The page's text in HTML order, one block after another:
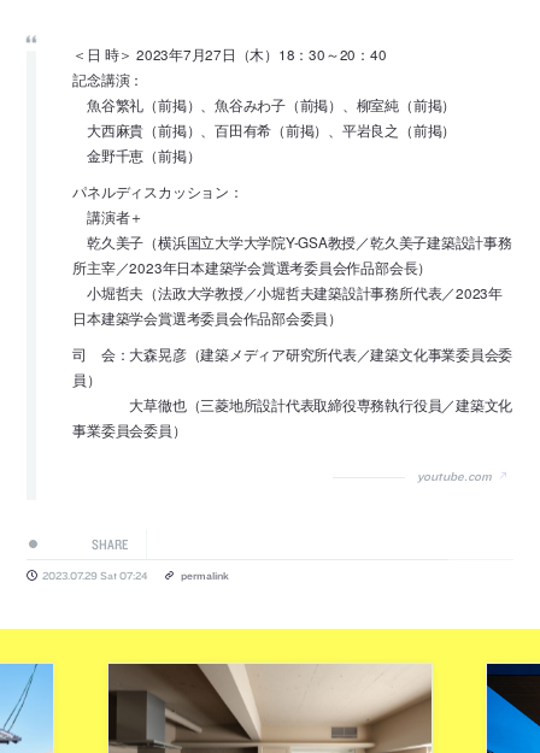
＜日 時＞ 2023年7月27日（木）18：30～20：40
記念講演：
魚谷繁礼（前掲）、魚谷みわ子（前掲）、柳室純（前掲）
大西麻貴（前掲）、百田有希（前掲）、平岩良之（前掲）
金野千恵（前掲）
パネルディスカッション：
講演者＋
乾久美子（横浜国立大学大学院Y-GSA教授／乾久美子建築設計事務
所主宰／2023年日本建築学会賞選考委員会作品部会長）
小堀哲夫（法政大学教授／小堀哲夫建築設計事務所代表／2023年
日本建築学会賞選考委員会作品部会委員）
司 会：大森晃彦（建築メディア研究所代表／建築文化事業委員会委
員）
大草徹也（三菱地所設計代表取締役専務執行役員／建築文化
事業委員会委員）
youtube.com
SHARE
2023.07.29 Sat 07:24 permalink